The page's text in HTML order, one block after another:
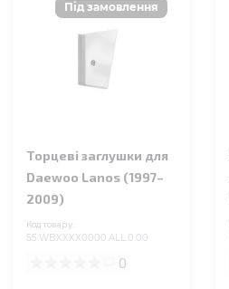
Торцеві заглушки для
Daewoo Lanos (1997–
2009)
Код товару:
55.WBXXXX0000.ALL.0.00
0